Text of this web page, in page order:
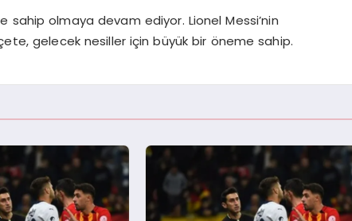
olmaya devam ediyor. Lionel Messi’nin
gelecek nesiller için büyük bir öneme sahip.